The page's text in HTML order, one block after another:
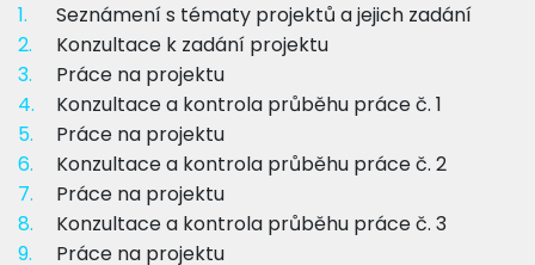
1.
Seznámení s tématy projektů a jejich zadání
2.
Konzultace k zadání projektu
3.
Práce na projektu
4.
Konzultace a kontrola průběhu práce č. 1
5.
Práce na projektu
6.
Konzultace a kontrola průběhu práce č. 2
7.
Práce na projektu
8.
Konzultace a kontrola průběhu práce č. 3
9.
Práce na projektu